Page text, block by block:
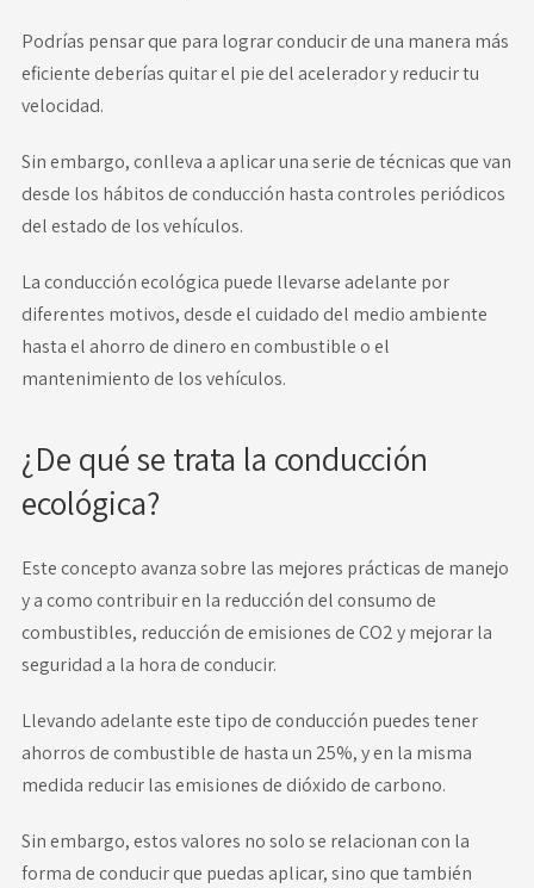
Podrías pensar que para lograr conducir de una manera más
eficiente deberías quitar el pie del acelerador y reducir tu
velocidad.
Sin embargo, conlleva a aplicar una serie de técnicas que van
desde los hábitos de conducción hasta controles periódicos
del estado de los vehículos.
La conducción ecológica puede llevarse adelante por
diferentes motivos, desde el cuidado del medio ambiente
hasta el ahorro de dinero en combustible o el
mantenimiento de los vehículos.
¿De qué se trata la conducción
ecológica?
Este concepto avanza sobre las mejores prácticas de manejo
y a como contribuir en la reducción del consumo de
combustibles, reducción de emisiones de CO2 y mejorar la
seguridad a la hora de conducir.
Llevando adelante este tipo de conducción puedes tener
ahorros de combustible de hasta un 25%, y en la misma
medida reducir las emisiones de dióxido de carbono.
Sin embargo, estos valores no solo se relacionan con la
forma de conducir que puedas aplicar, sino que también